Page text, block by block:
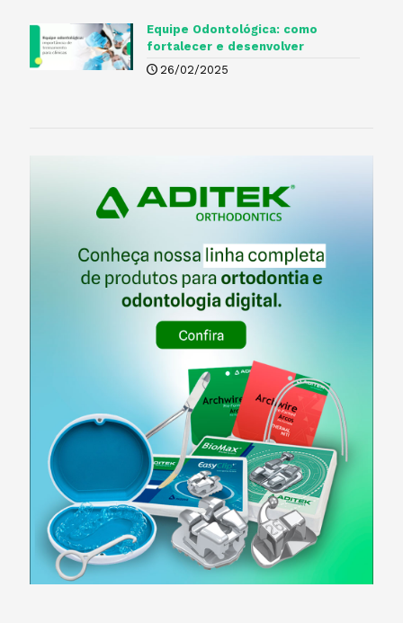
Equipe Odontológica: como
fortalecer e desenvolver
26/02/2025